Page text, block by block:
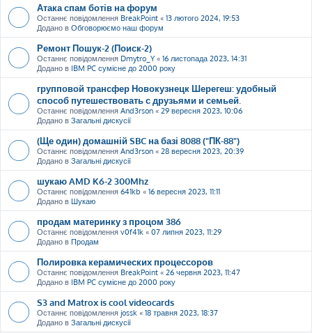
Атака спам ботів на форум
Останнє повідомлення BreakPoint « 13 лютого 2024, 19:53
Додано в Обговорюємо наш форум
Ремонт Пошук-2 (Поиск-2)
Останнє повідомлення Dmytro_Y« 16 листопада 2023, 14:31
Додано в IBM PC сумісне до 2000 року
групповой трансфер Новокузнецк Шерегеш: удобный
способ путешествовать с друзьями и семьей.
Останнє повідомлення And3rson « 29 вересня 2023, 10:06
Додано в Загальні дискусії
(Ще один) домашній SBC на базі 8088 ("ПК-88")
Останнє повідомлення And3rson « 28 вересня 2023, 20:39
Додано в Загальні дискусії
шукаю AMD K6-2 300Mhz
Останнє повідомлення 641kb « 16 вересня 2023, 11:11
Додано в Шукаю
продам материнку з процом 386
Останнє повідомлення v0f41k « 07 липня 2023, 11:29
Додано в Продам
Полировка керамических процессоров
Останнє повідомлення BreakPoint « 26 червня 2023, 11:47
Додано в IBM PC сумісне до 2000 року
S3 and Matrox is cool videocards
Останнє повідомлення jossk « 18 травня 2023, 18:37
Додано в Загальні дискусії